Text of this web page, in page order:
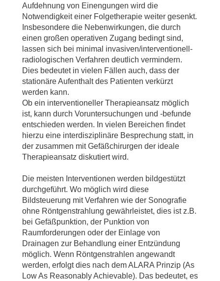
Aufdehnung von Einengungen wird die
Notwendigkeit einer Folgetherapie weiter gesenkt.
Insbesondere die Nebenwirkungen, die durch
einen großen operativen Zugang bedingt sind,
lassen sich bei minimal invasiven/interventionell-
radiologischen Verfahren deutlich vermindern.
Dies bedeutet in vielen Fällen auch, dass der
stationäre Aufenthalt des Patienten verkürzt
werden kann.
Ob ein interventioneller Therapieansatz möglich
ist, kann durch Voruntersuchungen und -befunde
entschieden werden. In vielen Bereichen findet
hierzu eine interdisziplinäre Besprechung statt, in
der zusammen mit Gefäßchirurgen der ideale
Therapieansatz diskutiert wird.
Die meisten Interventionen werden bildgestützt
durchgeführt. Wo möglich wird diese
Bildsteuerung mit Verfahren wie der Sonografie
ohne Röntgenstrahlung gewährleistet, dies ist z.B.
bei Gefäßpunktion, der Punktion von
Raumforderungen oder der Einlage von
Drainagen zur Behandlung einer Entzündung
möglich. Wenn Röntgenstrahlen angewandt
werden, erfolgt dies nach dem ALARA Prinzip (As
Low As Reasonably Achievable). Das bedeutet, es